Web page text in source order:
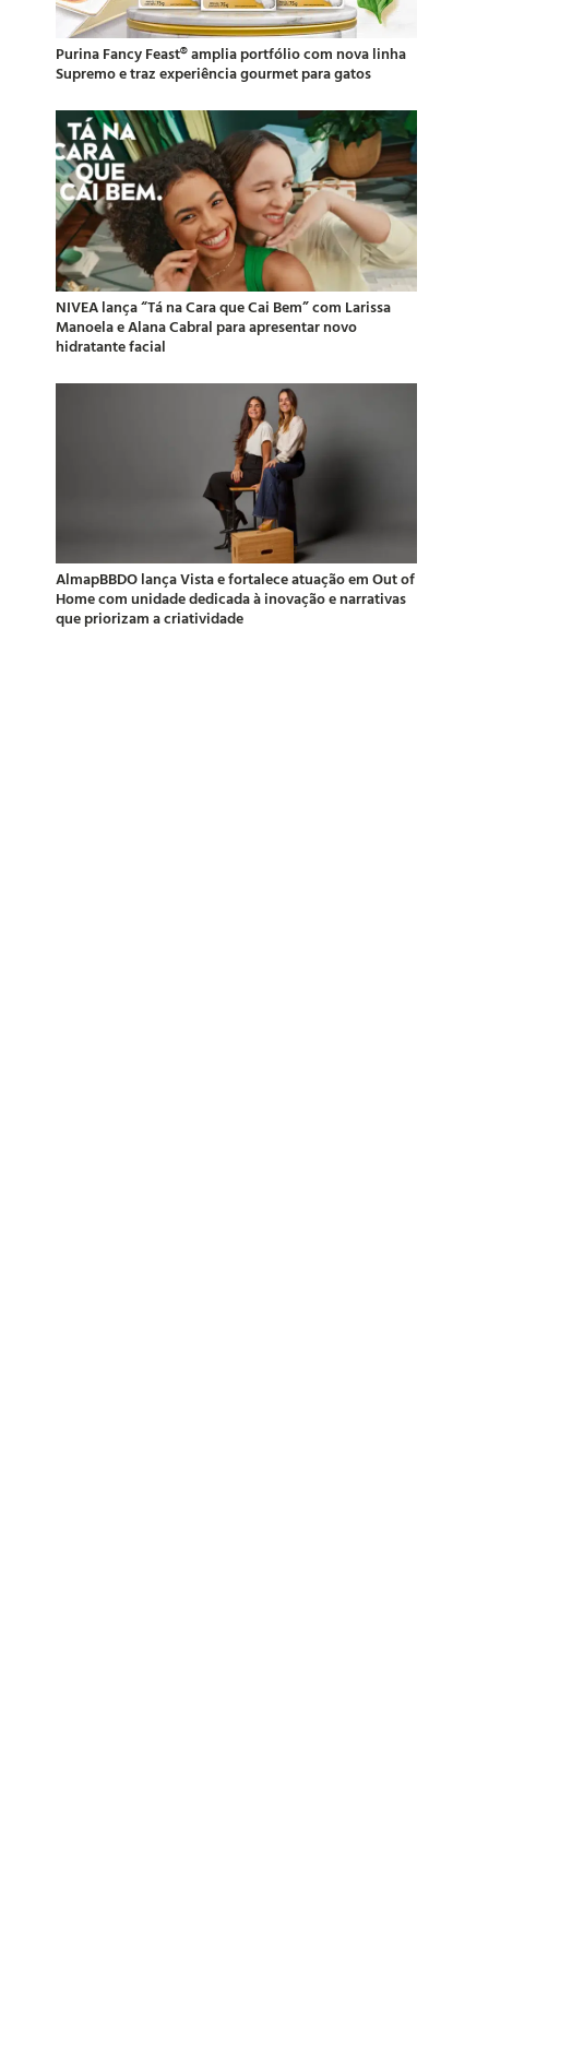
Purina Fancy Feast® amplia portfólio com nova linha
Supremo e traz experiência gourmet para gatos
NIVEA lança “Tá na Cara que Cai Bem” com Larissa
Manoela e Alana Cabral para apresentar novo
hidratante facial
AlmapBBDO lança Vista e fortalece atuação em Out of
Home com unidade dedicada à inovação e narrativas
que priorizam a criatividade